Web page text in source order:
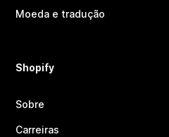
Moeda e tradução
Shopify
Sobre
Carreiras